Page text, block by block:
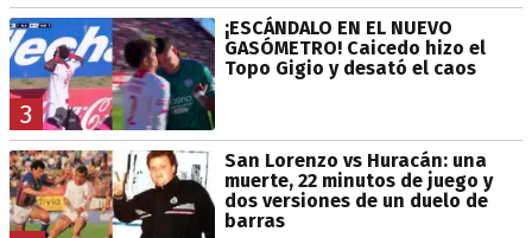
3
¡ESCÁNDALO EN EL NUEVO
GASÓMETRO! Caicedo hizo el
Topo Gigio y desató el caos
San Lorenzo vs Huracán: una
muerte, 22 minutos de juego y
dos versiones de un duelo de
barras